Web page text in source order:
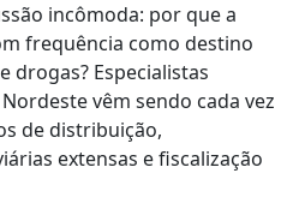
incômoda: por que a
frequência como destino
drogas? Especialistas
vêm sendo cada vez
de distribuição,
extensas e fiscalização